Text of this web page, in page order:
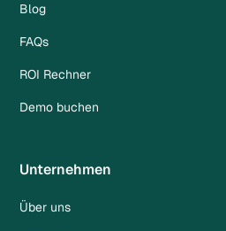
Blog
FAQs
ROI Rechner
Demo buchen
Unternehmen
Über uns